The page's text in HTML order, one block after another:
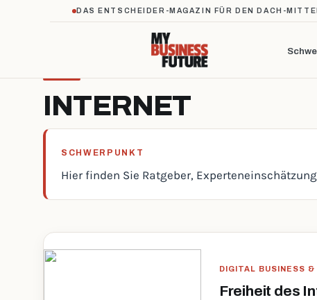
INTERNET
SCHWERPUNKT
Hier finden Sie Ratgeber,
DIGITAL BUSINESS &
Freiheit des
DAS ENTSCHEIDER-MAGAZIN FÜR DEN DACH-